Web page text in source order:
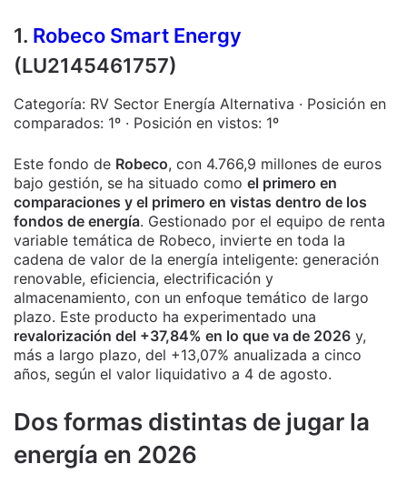
1. Robeco Smart Energy
(LU2145461757)
Categoría: RV Sector Energía Alternativa · Posición en
comparados: 1º · Posición en vistos: 1º
Este fondo de Robeco, con 4.766,9 millones de euros
bajo gestión, se ha situado como el primero en
comparaciones y el primero en vistas dentro de los
fondos de energía. Gestionado por el equipo de renta
variable temática de Robeco, invierte en toda la
cadena de valor de la energía inteligente: generación
renovable, eficiencia, electrificación y
almacenamiento, con un enfoque temático de largo
plazo. Este producto ha experimentado una
revalorización del +37,84% en lo que va de 2026 y,
más a largo plazo, del +13,07% anualizada a cinco
años, según el valor liquidativo a 4 de agosto.
Dos formas distintas de jugar la
energía en 2026